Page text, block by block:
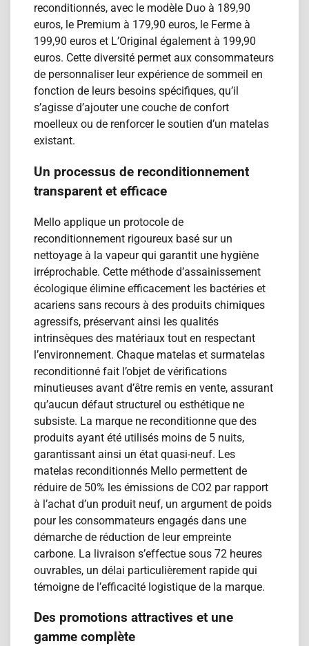
reconditionn​és, avec le modèle Duo à 189,90
euros, le Premium à 179,90 euros, le Ferme à
199,90 euros et L’Original également à 199,90
euros. Cette diversité permet aux consommateurs
de personnaliser leur expérience de sommeil en
fonction de leurs besoins spécifiques, qu’il
s’agisse d’ajouter une couche de confort
moelleux ou de renforcer le soutien d’un matelas
existant.
Un processus de reconditionnement
transparent et efficace
Mello applique un protocole de
reconditionnement rigoureux basé sur un
nettoyage à la vapeur qui garantit une hygiène
irréprochable. Cette méthode d’assainissement
écologique élimine efficacement les bactéries et
acariens sans recours à des produits chimiques
agressifs, préservant ainsi les qualités
intrinsèques des matériaux tout en respectant
l’environnement. Chaque matelas et surmatelas
reconditionn​é fait l’objet de vérifications
minutieuses avant d’être remis en vente, assurant
qu’aucun défaut structurel ou esthétique ne
subsiste. La marque ne reconditionne que des
produits ayant été utilisés moins de 5 nuits,
garantissant ainsi un état quasi-neuf. Les
matelas reconditionn​és Mello permettent de
réduire de 50% les émissions de CO2 par rapport
à l’achat d’un produit neuf, un argument de poids
pour les consommateurs engagés dans une
démarche de réduction de leur empreinte
carbone. La livraison s’effectue sous 72 heures
ouvrables, un délai particulièrement rapide qui
témoigne de l’efficacité logistique de la marque.
Des promotions attractives et une
gamme complète